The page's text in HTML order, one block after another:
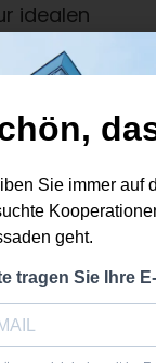
idealen
und